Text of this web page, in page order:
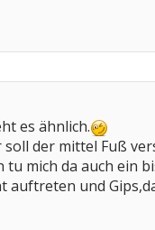
es ähnlich.
der mittel Fuß
mich da auch ein
auftreten und